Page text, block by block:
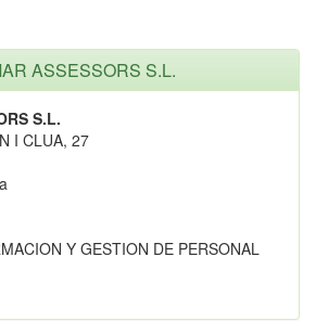
ASSESSORS S.L.
S.L.
I CLUA, 27
Y GESTION DE PERSONAL